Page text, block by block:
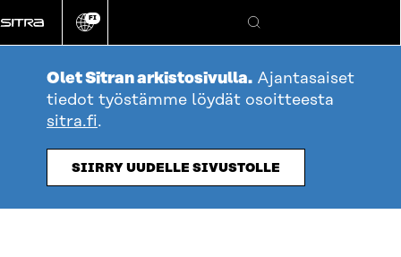
suoraan
sisältöön
Vaihda
kieli
FI
Hae
Olet Sitran arkistosivulla. Ajantasaiset
tiedot työstämme löydät osoitteesta
sitra.fi.
SIIRRY UUDELLE SIVUSTOLLE